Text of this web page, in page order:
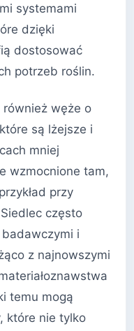
systemami
dzięki
dostosować
potrzeb roślin.
również węże o
są lżejsze i
mniej
wzmocnione tam,
przy
często
i
z najnowszymi
temu mogą
które nie tylko